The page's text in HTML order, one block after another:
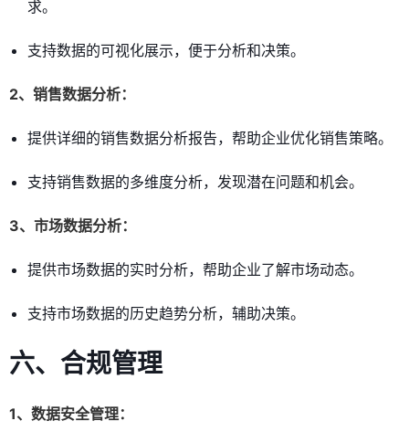
求。
支持数据的可视化展示，便于分析和决策。
2、销售数据分析：
提供详细的销售数据分析报告，帮助企业优化销售策略。
支持销售数据的多维度分析，发现潜在问题和机会。
3、市场数据分析：
提供市场数据的实时分析，帮助企业了解市场动态。
支持市场数据的历史趋势分析，辅助决策。
六、合规管理
1、数据安全管理：